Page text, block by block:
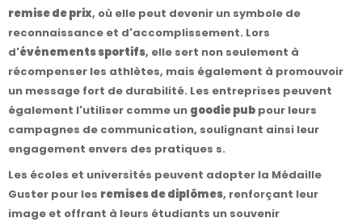
remise de prix, où elle peut devenir un symbole de
reconnaissance et d'accomplissement. Lors
d'événements sportifs, elle sert non seulement à
récompenser les athlètes, mais également à promouvoir
un message fort de durabilité. Les entreprises peuvent
également l'utiliser comme un goodie pub pour leurs
campagnes de communication, soulignant ainsi leur
engagement envers des pratiques s.
Les écoles et universités peuvent adopter la Médaille
Guster pour les remises de diplômes, renforçant leur
image et offrant à leurs étudiants un souvenir